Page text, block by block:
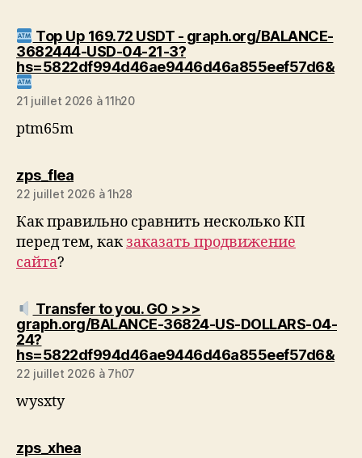
Top Up 169.72 USDT - graph.org/BALANCE-
3682444-USD-04-21-3?
hs=5822df994d46ae9446d46a855eef57d6&
21 juillet 2026 à 11h20
ptm65m
zps_fleadit :
22 juillet 2026 à 1h28
Как правильно сравнить несколько КП
перед тем, какзаказать продвижение
сайта?
Transfer to you. GO >>>
graph.org/BALANCE-36824-US-DOLLARS-04-
24?
hs=5822df994d46ae9446d46a855eef57d6&dit :
22 juillet 2026 à 7h07
wysxty
zps_xheadit :